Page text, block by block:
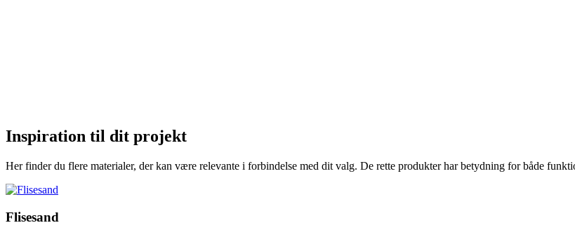
Inspiration til dit projekt
Her finder du flere materialer, der kan være relevante i forbindelse med dit valg. De rette produkter har betydning for både
Flisesand